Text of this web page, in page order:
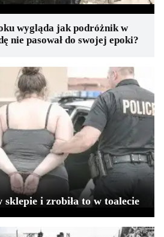
wygląda jak podróżnik w
nie pasował do swojej epoki?
sklepie i zrobiła to w toalecie